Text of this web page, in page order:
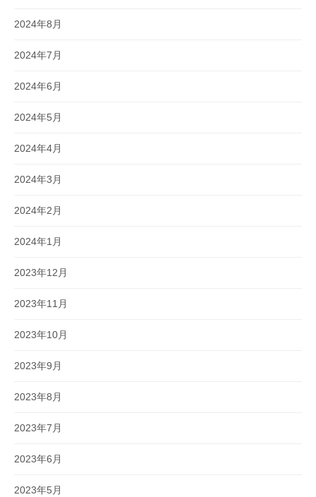
2024年8月
2024年7月
2024年6月
2024年5月
2024年4月
2024年3月
2024年2月
2024年1月
2023年12月
2023年11月
2023年10月
2023年9月
2023年8月
2023年7月
2023年6月
2023年5月